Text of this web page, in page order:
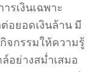
รเงินเฉพาะ
อยอดเงินล้าน มี
จกรรมให้ความรู้
อย่างสม่ำเสมอ